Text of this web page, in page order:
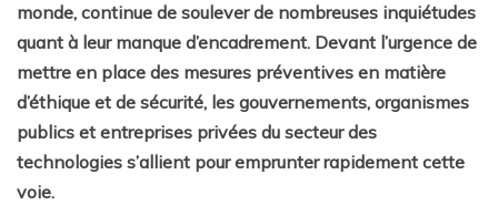
monde, continue de soulever de nombreuses inquiétudes
quant à leur manque d’encadrement. Devant l’urgence de
mettre en place des mesures préventives en matière
d’éthique et de sécurité, les gouvernements, organismes
publics et entreprises privées du secteur des
technologies s’allient pour emprunter rapidement cette
voie.